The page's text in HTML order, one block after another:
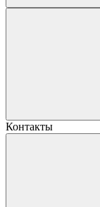
Контакты